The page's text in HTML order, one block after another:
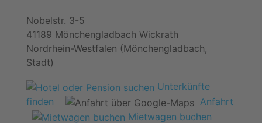
Nobelstr. 3-5
41189 Mönchengladbach Wickrath
Nordrhein-Westfalen (Mönchengladbach,
Stadt)
Unterkünfte
finden
Anfahrt
Mietwagen buchen